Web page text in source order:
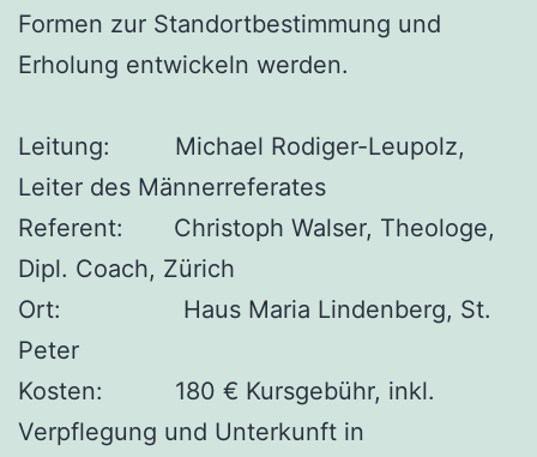
Formen zur Standortbestimmung und
Erholung entwickeln werden.
Leitung: Michael Rodiger-Leupolz,
Leiter des Männerreferates
Referent: Christoph Walser, Theologe,
Dipl. Coach, Zürich
Ort: Haus Maria Lindenberg, St.
Peter
Kosten: 180 € Kursgebühr, inkl.
Verpflegung und Unterkunft in